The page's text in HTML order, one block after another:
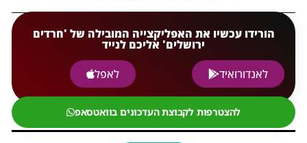
הורידו עכשיו את האפליקצייה המובילה של 'חרדים
ירושלים' אליכם לנייד
לאנדורואיד
לאפל
להצטרפות לקבוצת העדכונים בוואטסאפ